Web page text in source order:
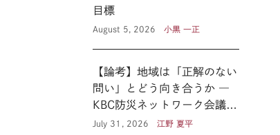
目標
August 5, 2026 小黒 一正
【論考】地域は「正解のない
問い」とどう向き合うか ―
KBC防災ネットワーク会議に
見る新たな公共性 ―
July 31, 2026 江野 夏平